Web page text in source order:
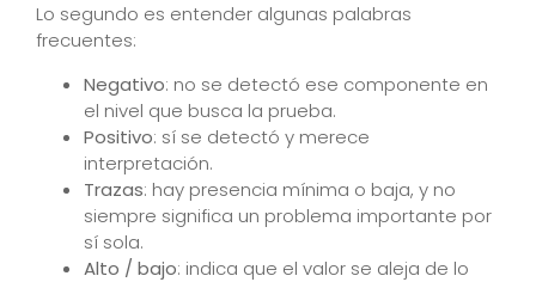
Lo segundo es entender algunas palabras
frecuentes:
Negativo: no se detectó ese componente en
el nivel que busca la prueba.
Positivo: sí se detectó y merece
interpretación.
Trazas: hay presencia mínima o baja, y no
siempre significa un problema importante por
sí sola.
Alto / bajo: indica que el valor se aleja de lo